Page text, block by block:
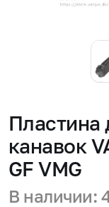
Пластина
канавок
GF VMG
В наличии: